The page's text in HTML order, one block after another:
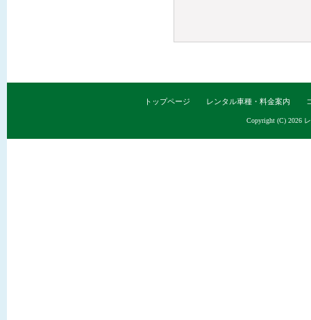
トップページ レンタル車種・料金案内
Copyright (C) 2026